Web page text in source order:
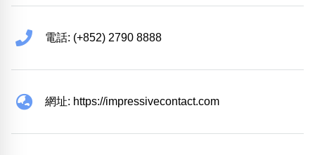
電話: (+852) 2790 8888
網址: https://impressivecontact.com